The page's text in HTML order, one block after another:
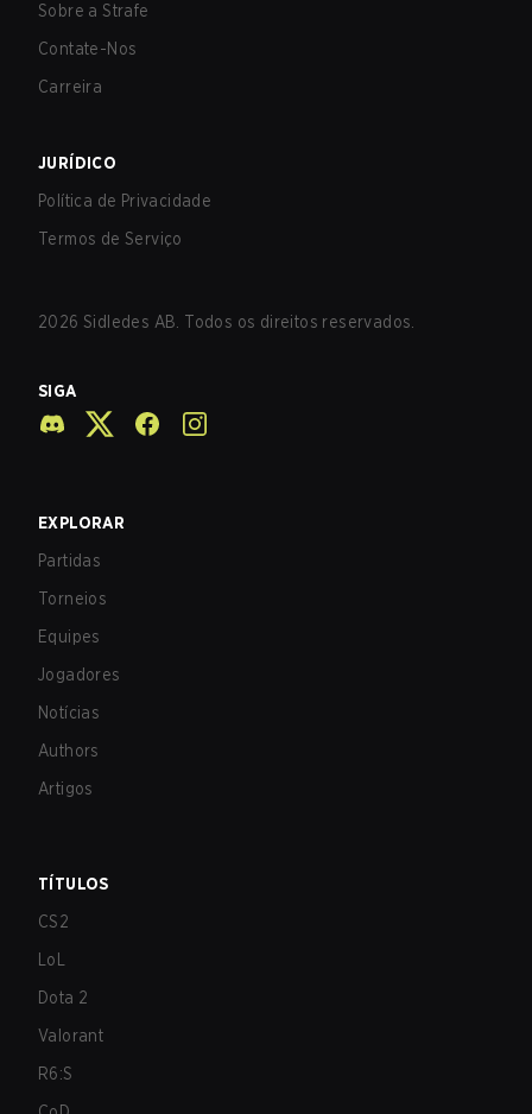
Sobre a Strafe
Contate-Nos
Carreira
JURÍDICO
Política de Privacidade
Termos de Serviço
2026 Sidledes AB. Todos os direitos reservados.
SIGA
EXPLORAR
Partidas
Torneios
Equipes
Jogadores
Notícias
Authors
Artigos
TÍTULOS
CS2
LoL
Dota 2
Valorant
R6:S